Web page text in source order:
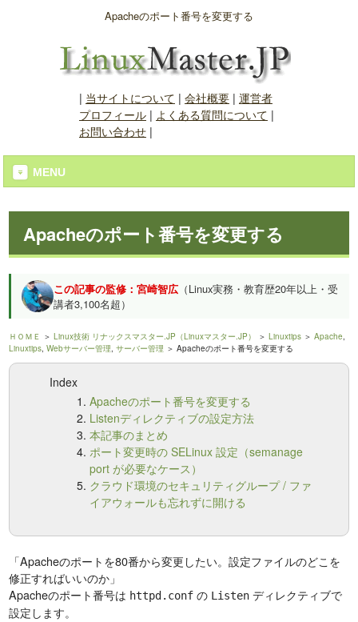
Apacheのポート番号を変更する
| 当サイトについて | 会社概要| 運営者
プロフィール| よくある質問について |
お問い合わせ|
MENU
Apacheのポート番号を変更する
この記事の監修：宮崎智広 （Linux実務・教育歴20年以上・受
講者3,100名超）
ＨＯＭＥ ＞Linux技術 リナックスマスター.JP（Linuxマスター.JP） ＞Linuxtips ＞Apache,
Linuxtips,Webサーバー管理,サーバー管理 ＞ Apacheのポート番号を変更する
Index
Apacheのポート番号を変更する
Listenディレクティブの設定方法
本記事のまとめ
ポート変更時の SELinux 設定（semanage
port が必要なケース）
クラウド環境のセキュリティグループ / ファ
イアウォールも忘れずに開ける
「Apacheのポートを80番から変更したい。設定ファイルのどこを
修正すればいいのか」
Apacheのポート番号は httpd.conf の Listen ディレクティブで
設定します。